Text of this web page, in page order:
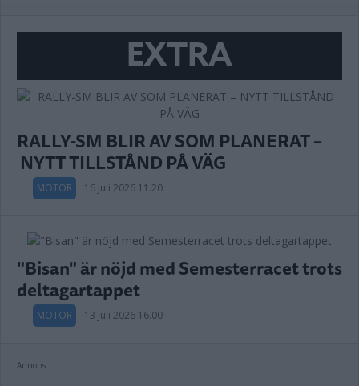
EXTRA
RALLY-SM BLIR AV SOM PLANERAT –
NYTT TILLSTÅND PÅ VÄG
MOTOR 16 juli 2026 11.20
"Bisan" är nöjd med Semesterracet trots
deltagartappet
MOTOR 13 juli 2026 16.00
Annons: